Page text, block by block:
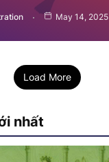
May 14, 2025
Load More
nhất